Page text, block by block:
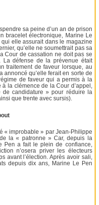
sa peine d’un an de prison
bracelet électronique, Marine Le
elle assurait dans le magazine
qu’elle ne soumettrait pas sa
Cour de cassation ne doit pas se
La défense de la prévenue était
traitement de faveur lorsque, au
annoncé qu’elle ferait en sorte de
de faveur qui a permis à la
la clémence de la Cour d’appel,
candidature » pour réduire la
que trente avec sursis).
« improbable » par Jean-Philippe
la « patronne » Car, depuis la
Pen a fait le plein de confiance,
n’osera priver les électeurs
avant l’élection. Après avoir sali,
depuis dix ans, Marine Le Pen